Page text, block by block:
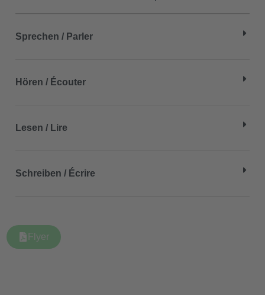
Sprechen / Parler
Hören / Écouter
Lesen / Lire
Schreiben / Écrire
Flyer